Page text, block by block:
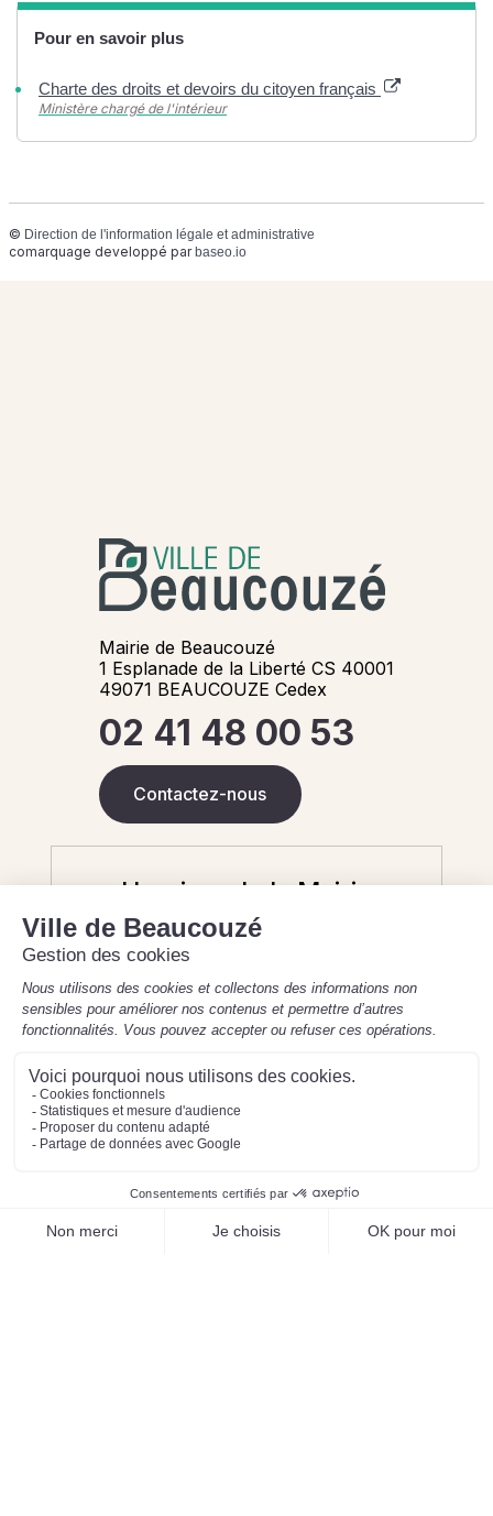
Pour en savoir plus
Charte des droits et devoirs du citoyen français
Ministère chargé de l'intérieur
© Direction de l'information légale et administrative
comarquage developpé par baseo.io
Mairie de Beaucouzé
1 Esplanade de la Liberté CS 40001
49071 BEAUCOUZE Cedex
02 41 48 00 53
Contactez-nous
Horaires de la Mairie
Aujourd'hui8 août 2026
Fermé - 9h-12h (état civil uniquement)